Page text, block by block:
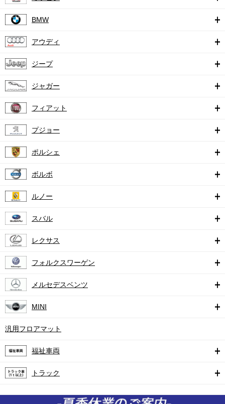
BMW
アウディ
ジープ
ジャガー
フィアット
プジョー
ポルシェ
ボルボ
ルノー
スバル
レクサス
フォルクスワーゲン
メルセデスベンツ
MINI
汎用フロアマット
福祉車両
トラック